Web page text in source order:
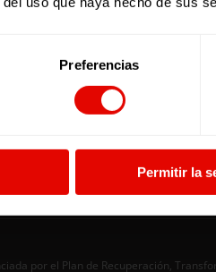
Preferencias
Permitir la
por el Plan de Recuperación,